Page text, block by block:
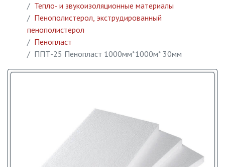
Тепло- и звукоизоляционные материалы
Пенополистерол, экструдированный
пенополистерол
Пенопласт
ППТ-25 Пенопласт 1000мм*1000м* 30мм